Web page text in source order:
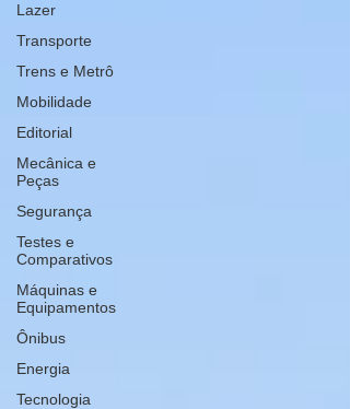
Lazer
Transporte
Trens e Metrô
Mobilidade
Editorial
Mecânica e
Peças
Segurança
Testes e
Comparativos
Máquinas e
Equipamentos
Ônibus
Energia
Tecnologia